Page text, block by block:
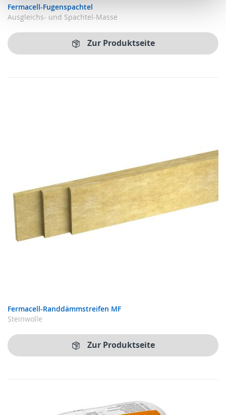
Fermacell-Fugenspachtel
Ausgleichs- und Spachtel-Masse
Zur Produktseite
Fermacell-Randdämmstreifen MF
Steinwolle
Zur Produktseite